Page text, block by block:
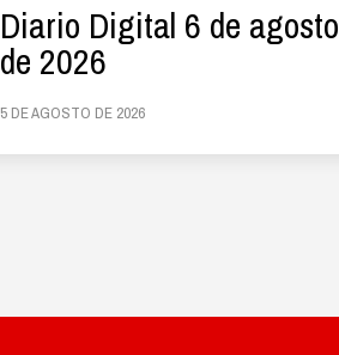
Diario Digital 6 de agosto
de 2026
5 DE AGOSTO DE 2026